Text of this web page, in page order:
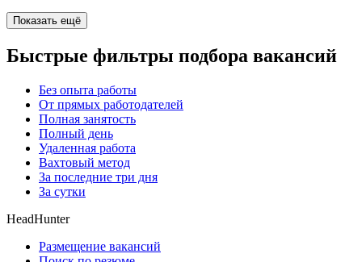
Показать ещё
Быстрые фильтры подбора вакансий
Без опыта работы
От прямых работодателей
Полная занятость
Полный день
Удаленная работа
Вахтовый метод
За последние три дня
За сутки
HeadHunter
Размещение вакансий